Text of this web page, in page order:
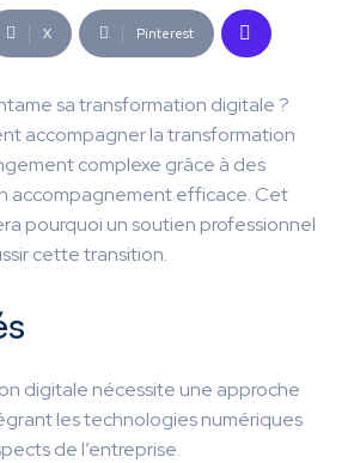
X Pinterest
sa transformation digitale ?
accompagner la transformation
complexe grâce à des
accompagnement efficace. Cet
pourquoi un soutien professionnel
cette transition.
digitale nécessite une approche
les technologies numériques
de l’entreprise.